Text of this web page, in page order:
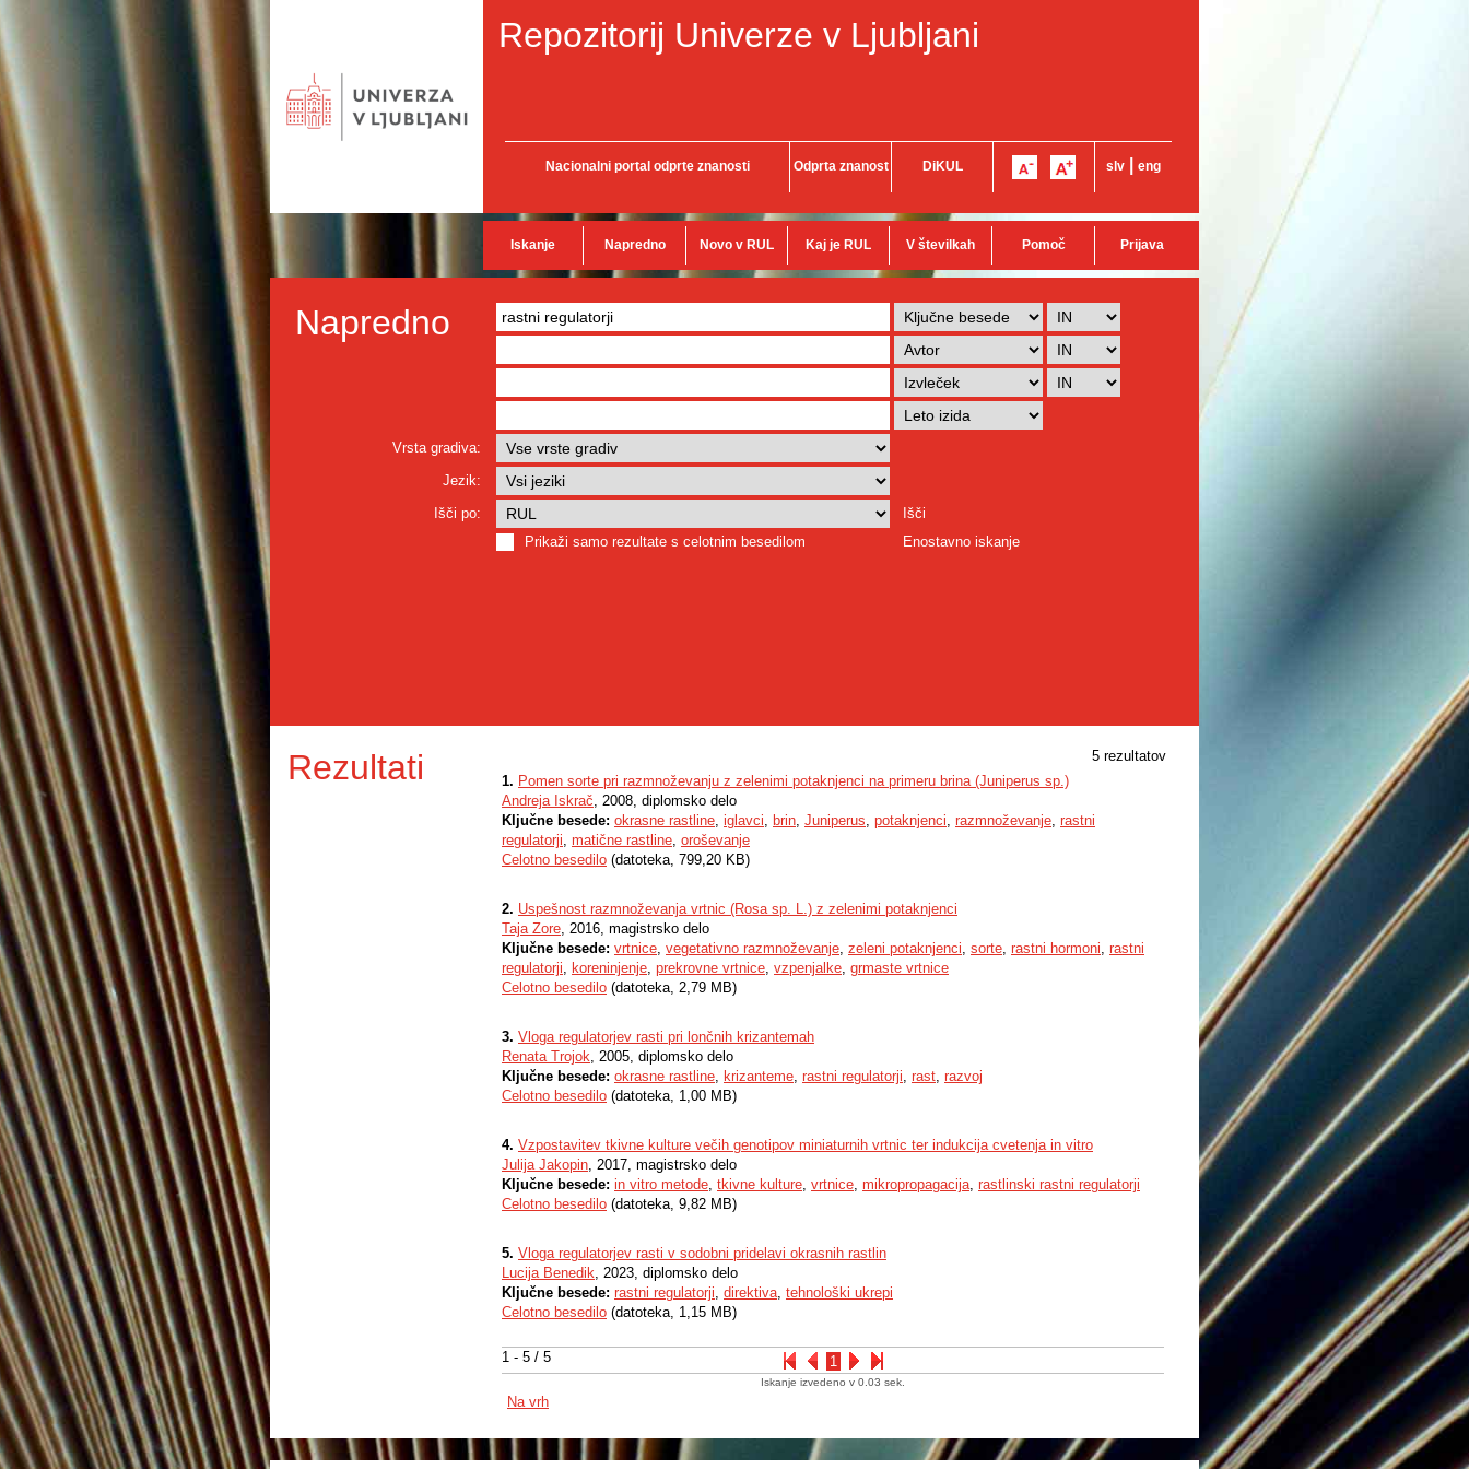
Repozitorij Univerze v Ljubljani
Nacionalni portal odprte znanosti Odprta znanost DiKUL slv eng
Iskanje Napredno Novo v RUL Kaj je RUL V številkah Pomoč Prijava
Napredno
Vrsta gradiva:
Jezik:
Išči po:
Išči
Prikaži samo rezultate s celotnim besedilom
Enostavno iskanje
Rezultati 5 rezultatov
1 - 5 / 5 1
1. Pomen sorte pri razmnoževanju z zelenimi potaknjenci na primeru brina (Juniperus sp.)
Andreja Iskrač, 2008, diplomsko delo
Ključne besede: okrasne rastline, iglavci, brin, Juniperus, potaknjenci, razmnoževanje, rastni
regulatorji, matične rastline, oroševanje
Celotno besedilo (datoteka, 799,20 KB)
2. Uspešnost razmnoževanja vrtnic (Rosa sp. L.) z zelenimi potaknjenci
Taja Zore, 2016, magistrsko delo
Ključne besede: vrtnice, vegetativno razmnoževanje, zeleni potaknjenci, sorte, rastni hormoni, rastni
regulatorji, koreninjenje, prekrovne vrtnice, vzpenjalke, grmaste vrtnice
Celotno besedilo (datoteka, 2,79 MB)
3. Vloga regulatorjev rasti pri lončnih krizantemah
Renata Trojok, 2005, diplomsko delo
Ključne besede: okrasne rastline, krizanteme, rastni regulatorji, rast, razvoj
Celotno besedilo (datoteka, 1,00 MB)
4. Vzpostavitev tkivne kulture večih genotipov miniaturnih vrtnic ter indukcija cvetenja in vitro
Julija Jakopin, 2017, magistrsko delo
Ključne besede: in vitro metode, tkivne kulture, vrtnice, mikropropagacija, rastlinski rastni regulatorji
Celotno besedilo (datoteka, 9,82 MB)
5. Vloga regulatorjev rasti v sodobni pridelavi okrasnih rastlin
Lucija Benedik, 2023, diplomsko delo
Ključne besede: rastni regulatorji, direktiva, tehnološki ukrepi
Celotno besedilo (datoteka, 1,15 MB)
Iskanje izvedeno v 0.03 sek.
Na vrh